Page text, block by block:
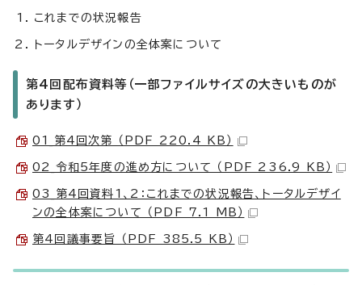
これまでの状況報告
トータルデザインの全体案について
第4回配布資料等（一部ファイルサイズの大きいものが
あります）
01_第4回次第 （PDF 220.4 KB）
02_令和5年度の進め方について （PDF 236.9 KB）
03_第4回資料1、2：これまでの状況報告、トータルデザイ
ンの全体案について （PDF 7.1 MB）
第4回議事要旨 （PDF 385.5 KB）